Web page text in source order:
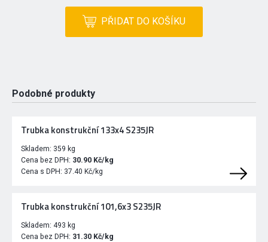
PŘIDAT DO KOŠÍKU
Podobné produkty
Trubka konstrukční 133x4 S235JR
Skladem: 359 kg
Cena bez DPH: 30.90 Kč/kg
Cena s DPH: 37.40 Kč/kg
Trubka konstrukční 101,6x3 S235JR
Skladem: 493 kg
Cena bez DPH: 31.30 Kč/kg